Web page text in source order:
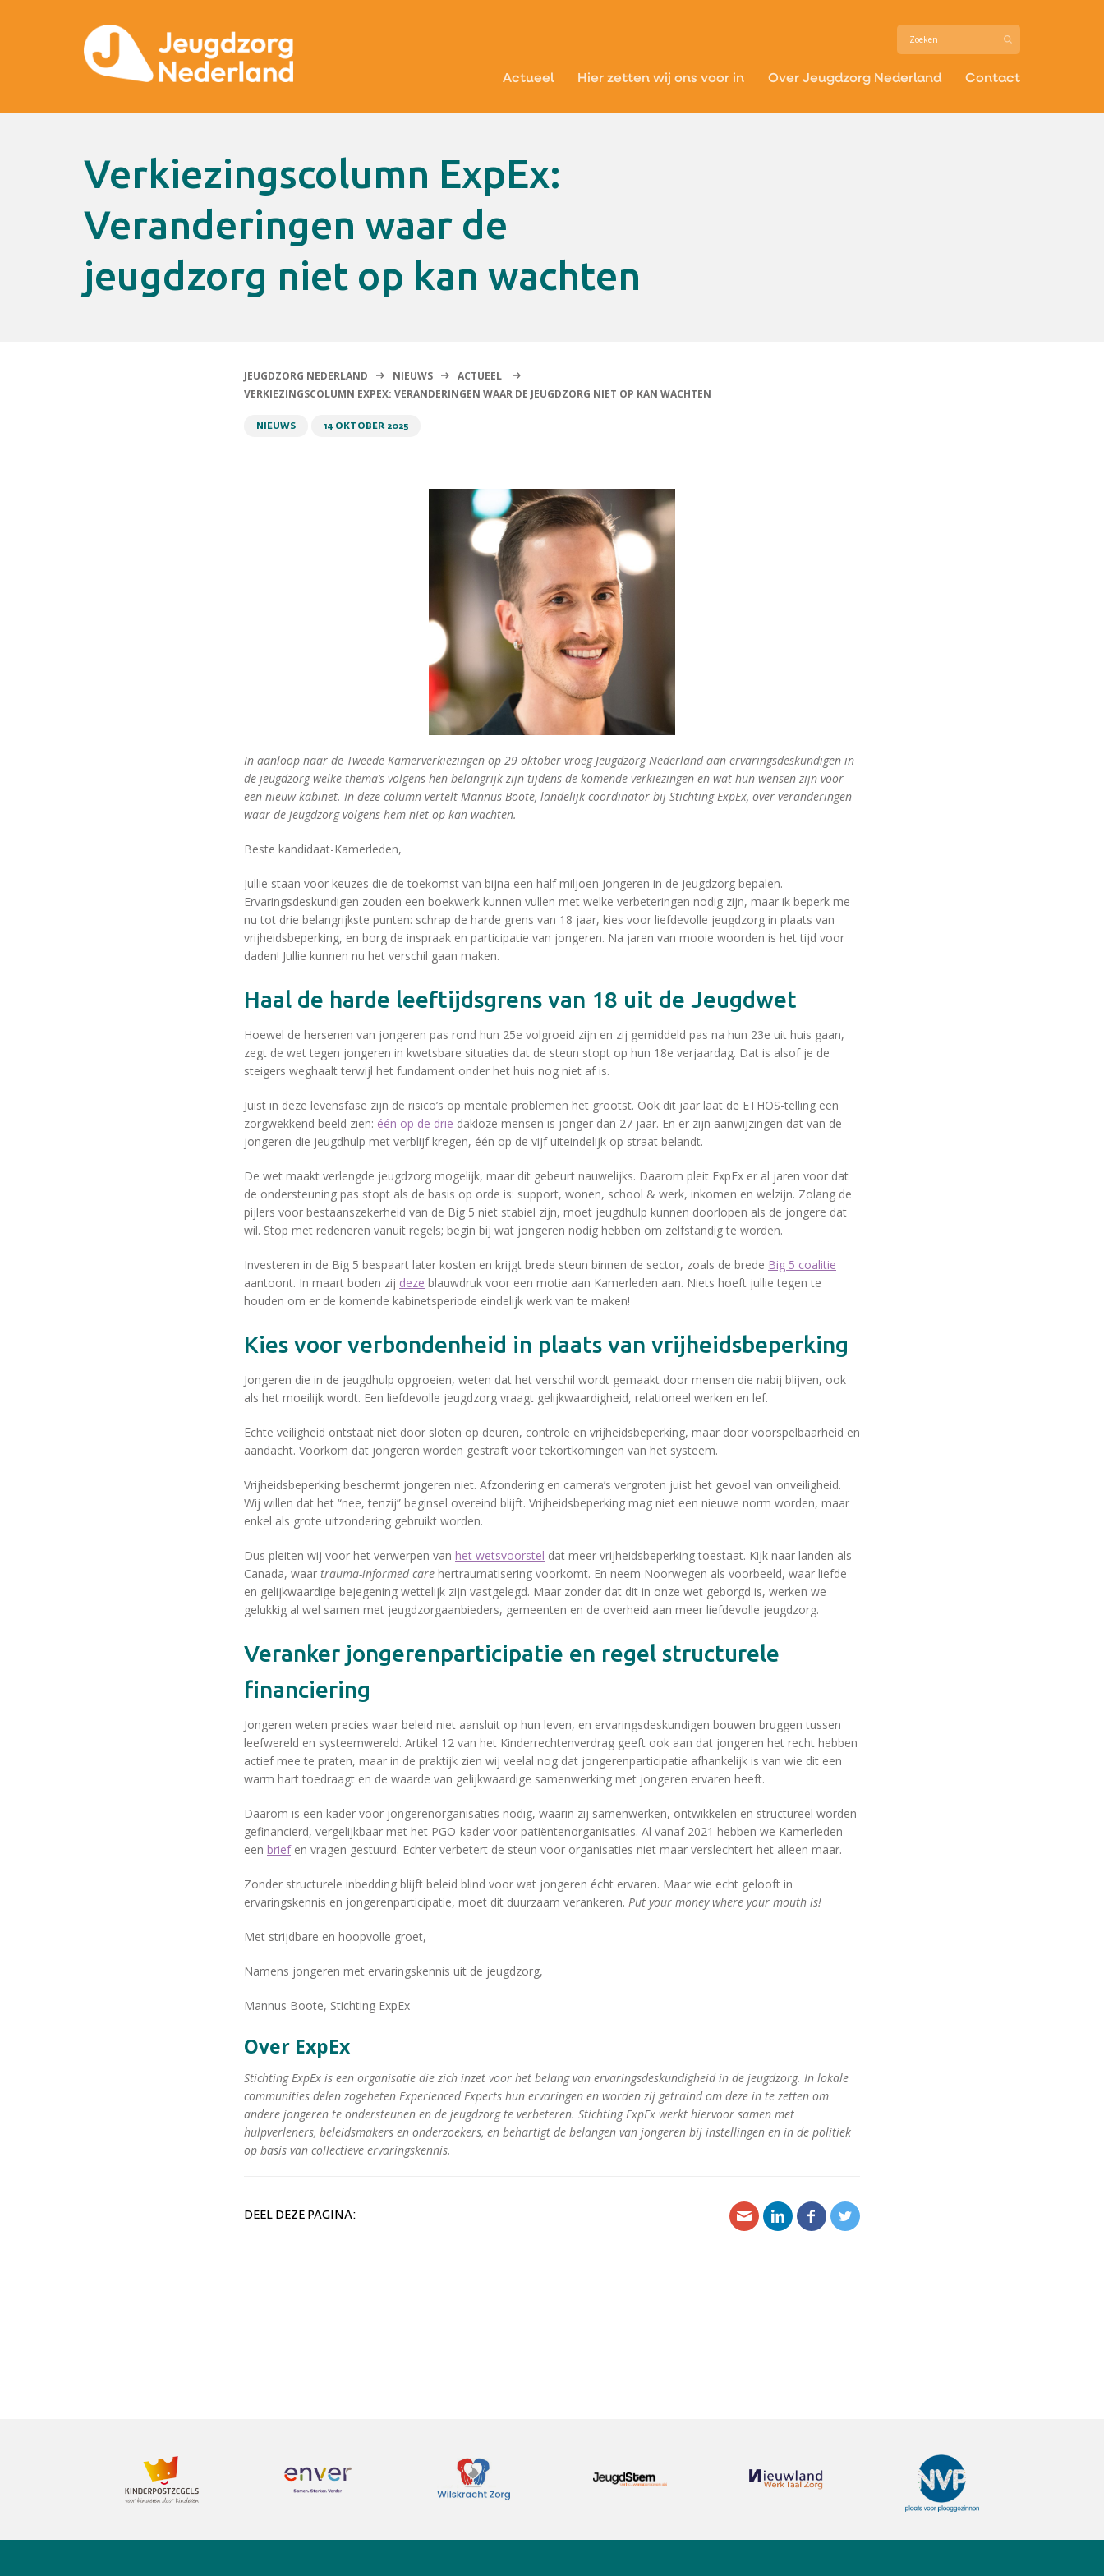
Actueel Hier zetten wij ons voor in Over Jeugdzorg Nederland Contact
Verkiezingscolumn ExpEx:
Veranderingen waar de
jeugdzorg niet op kan wachten
JEUGDZORG NEDERLAND NIEUWS
ACTUEEL
VERKIEZINGSCOLUMN EXPEX: VERANDERINGEN WAAR DE JEUGDZORG NIET OP KAN WACHTEN
NIEUWS 14 OKTOBER 2025
In aanloop naar de Tweede Kamerverkiezingen op 29 oktober vroeg Jeugdzorg Nederland aan ervaringsdeskundigen in
de jeugdzorg welke thema’s volgens hen belangrijk zijn tijdens de komende verkiezingen en wat hun wensen zijn voor
een nieuw kabinet. In deze column vertelt Mannus Boote, landelijk coördinator bij Stichting ExpEx, over veranderingen
waar de jeugdzorg volgens hem niet op kan wachten.
Beste kandidaat-Kamerleden,
Jullie staan voor keuzes die de toekomst van bijna een half miljoen jongeren in de jeugdzorg bepalen.
Ervaringsdeskundigen zouden een boekwerk kunnen vullen met welke verbeteringen nodig zijn, maar ik beperk me
nu tot drie belangrijkste punten: schrap de harde grens van 18 jaar, kies voor liefdevolle jeugdzorg in plaats van
vrijheidsbeperking, en borg de inspraak en participatie van jongeren. Na jaren van mooie woorden is het tijd voor
daden! Jullie kunnen nu het verschil gaan maken.
Haal de harde leeftijdsgrens van 18 uit de Jeugdwet
Hoewel de hersenen van jongeren pas rond hun 25e volgroeid zijn en zij gemiddeld pas na hun 23e uit huis gaan,
zegt de wet tegen jongeren in kwetsbare situaties dat de steun stopt op hun 18e verjaardag. Dat is alsof je de
steigers weghaalt terwijl het fundament onder het huis nog niet af is.
Juist in deze levensfase zijn de risico’s op mentale problemen het grootst. Ook dit jaar laat de ETHOS-telling een
zorgwekkend beeld zien: één op de drie dakloze mensen is jonger dan 27 jaar. En er zijn aanwijzingen dat van de
jongeren die jeugdhulp met verblijf kregen, één op de vijf uiteindelijk op straat belandt.
De wet maakt verlengde jeugdzorg mogelijk, maar dit gebeurt nauwelijks. Daarom pleit ExpEx er al jaren voor dat
de ondersteuning pas stopt als de basis op orde is: support, wonen, school & werk, inkomen en welzijn. Zolang de
pijlers voor bestaanszekerheid van de Big 5 niet stabiel zijn, moet jeugdhulp kunnen doorlopen als de jongere dat
wil. Stop met redeneren vanuit regels; begin bij wat jongeren nodig hebben om zelfstandig te worden.
Investeren in de Big 5 bespaart later kosten en krijgt brede steun binnen de sector, zoals de brede Big 5 coalitie
aantoont. In maart boden zij deze blauwdruk voor een motie aan Kamerleden aan. Niets hoeft jullie tegen te
houden om er de komende kabinetsperiode eindelijk werk van te maken!
Kies voor verbondenheid in plaats van vrijheidsbeperking
Jongeren die in de jeugdhulp opgroeien, weten dat het verschil wordt gemaakt door mensen die nabij blijven, ook
als het moeilijk wordt. Een liefdevolle jeugdzorg vraagt gelijkwaardigheid, relationeel werken en lef.
Echte veiligheid ontstaat niet door sloten op deuren, controle en vrijheidsbeperking, maar door voorspelbaarheid en
aandacht. Voorkom dat jongeren worden gestraft voor tekortkomingen van het systeem.
Vrijheidsbeperking beschermt jongeren niet. Afzondering en camera’s vergroten juist het gevoel van onveiligheid.
Wij willen dat het “nee, tenzij” beginsel overeind blijft. Vrijheidsbeperking mag niet een nieuwe norm worden, maar
enkel als grote uitzondering gebruikt worden.
Dus pleiten wij voor het verwerpen van het wetsvoorstel dat meer vrijheidsbeperking toestaat. Kijk naar landen als
Canada, waar trauma-informed care hertraumatisering voorkomt. En neem Noorwegen als voorbeeld, waar liefde
en gelijkwaardige bejegening wettelijk zijn vastgelegd. Maar zonder dat dit in onze wet geborgd is, werken we
gelukkig al wel samen met jeugdzorgaanbieders, gemeenten en de overheid aan meer liefdevolle jeugdzorg.
Veranker jongerenparticipatie en regel structurele
financiering
Jongeren weten precies waar beleid niet aansluit op hun leven, en ervaringsdeskundigen bouwen bruggen tussen
leefwereld en systeemwereld. Artikel 12 van het Kinderrechtenverdrag geeft ook aan dat jongeren het recht hebben
actief mee te praten, maar in de praktijk zien wij veelal nog dat jongerenparticipatie afhankelijk is van wie dit een
warm hart toedraagt en de waarde van gelijkwaardige samenwerking met jongeren ervaren heeft.
Daarom is een kader voor jongerenorganisaties nodig, waarin zij samenwerken, ontwikkelen en structureel worden
gefinancierd, vergelijkbaar met het PGO-kader voor patiëntenorganisaties. Al vanaf 2021 hebben we Kamerleden
een briefen vragen gestuurd. Echter verbetert de steun voor organisaties niet maar verslechtert het alleen maar.
Zonder structurele inbedding blijft beleid blind voor wat jongeren écht ervaren. Maar wie echt gelooft in
ervaringskennis en jongerenparticipatie, moet dit duurzaam verankeren. Put your money where your mouth is!
Met strijdbare en hoopvolle groet,
Namens jongeren met ervaringskennis uit de jeugdzorg,
Mannus Boote, Stichting ExpEx
Over ExpEx
Stichting ExpEx is een organisatie die zich inzet voor het belang van ervaringsdeskundigheid in de jeugdzorg. In lokale
communities delen zogeheten Experienced Experts hun ervaringen en worden zij getraind om deze in te zetten om
andere jongeren te ondersteunen en de jeugdzorg te verbeteren. Stichting ExpEx werkt hiervoor samen met
hulpverleners, beleidsmakers en onderzoekers, en behartigt de belangen van jongeren bij instellingen en in de politiek
op basis van collectieve ervaringskennis.
DEEL DEZE PAGINA: